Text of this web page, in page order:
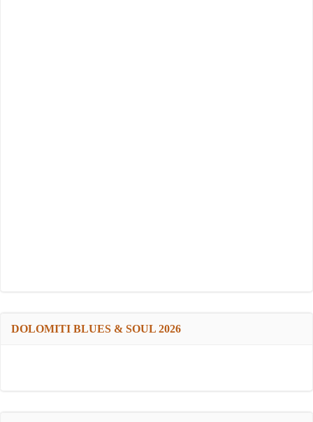
DOLOMITI BLUES & SOUL 2026